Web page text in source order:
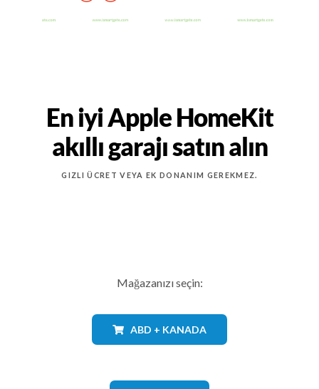
En iyi Apple HomeKit
akıllı garajı satın alın
GIZLI ÜCRET VEYA EK DONANIM GEREKMEZ.
Mağazanızı seçin:
ABD + KANADA